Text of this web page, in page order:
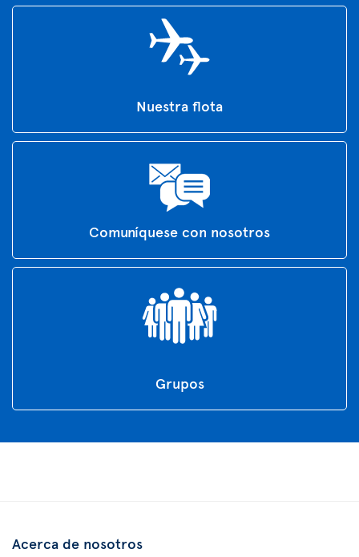
Nuestra flota
Comuníquese con nosotros
Grupos
Acerca de nosotros